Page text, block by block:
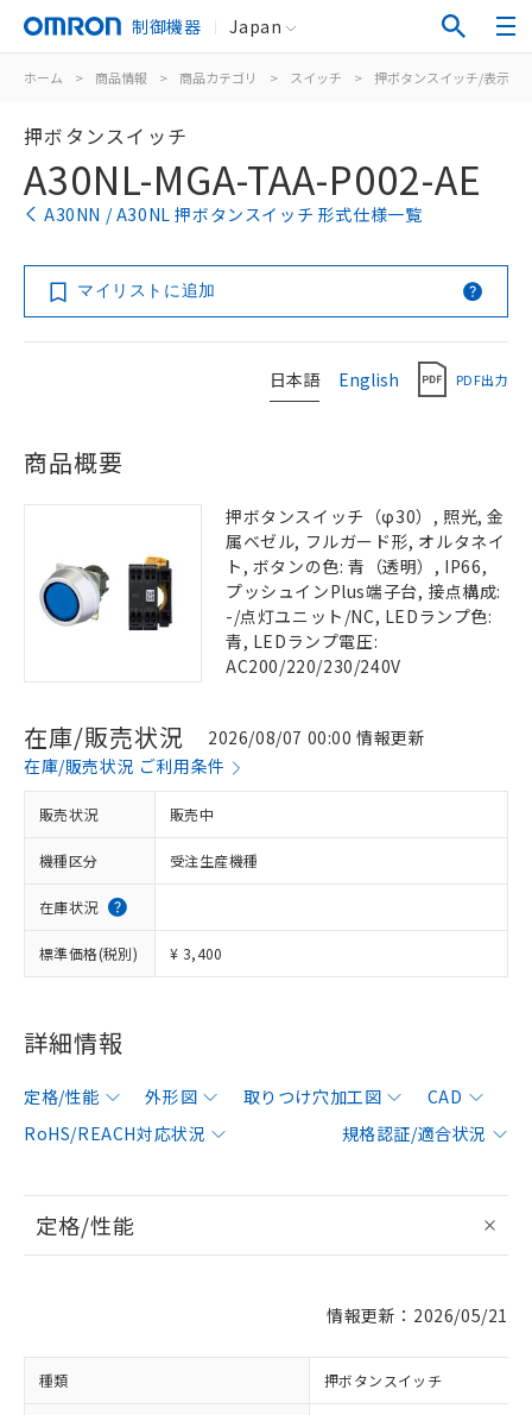
制御機器 Japan
ホーム > 商品情報 > 商品カテゴリ > スイッチ > 押ボタンスイッチ/表示灯
押ボタンスイッチ
A30NL-MGA-TAA-P002-AE
A30NN / A30NL 押ボタンスイッチ 形式仕様一覧
マイリストに追加
日本語 English PDF出力
商品概要
押ボタンスイッチ（φ30）, 照光, 金
属ベゼル, フルガード形, オルタネイ
ト, ボタンの色: 青（透明）, IP66,
プッシュインPlus端子台, 接点構成:
-/点灯ユニット/NC, LEDランプ色:
青, LEDランプ電圧:
AC200/220/230/240V
在庫/販売状況
2026/08/07 00:00 情報更新
在庫/販売状況 ご利用条件
販売状況 販売中
機種区分 受注生産機種
在庫状況
標準価格(税別) ¥ 3,400
詳細情報
定格/性能 外形図 取りつけ穴加工図
CAD
RoHS/REACH対応状況
規格認証/適合状況
定格/性能
情報更新：2026/05/21
種類 押ボタンスイッチ